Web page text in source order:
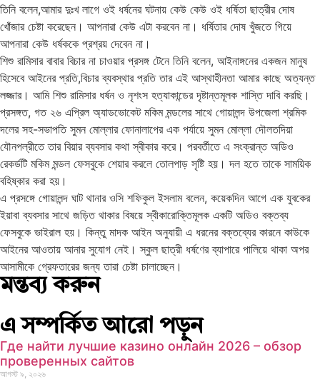
তিনি বলেন,আমার দুঃখ লাগে ওই ধর্ষনের ঘটনায় কেউ কেউ ওই ধর্ষিতা ছাত্রীর দোষ
খোঁজার চেষ্টা করেছেন। আপনারা কেউ এটা করবেন না। ধর্ষিতার দোষ খুঁজতে গিয়ে
আপনারা কেউ ধর্ষককে প্রশ্রয় দেবেন না।
শিশু রামিসার বাবার বিচার না চাওয়ার প্রসঙ্গ টেনে তিনি বলেন, আইনাঙ্গনের একজন মানুষ
হিসেবে আইনের প্রতি,বিচার ব্যবস্থার প্রতি তার এই আস্থাহীনতা আমার কাছে অত্যন্ত
লজ্জার। আমি শিশু রামিসার ধর্ষন ও নৃশংস হত্যাকান্ডের দৃষ্টান্তমূলক শাস্তি দাবি করছি।
প্রসঙ্গত, গত ২৬ এপ্রিল অ্যাডভোকেট মকিম মন্ডলের সাথে গোয়ালন্দ উপজেলা শ্রমিক
দলের সহ-সভাপতি সুমন মোল্লার ফোনালাপের এক পর্যায়ে সুমন মোল্লা দৌলতদিয়া
যৌনপল্রীতে তার বিয়ার ব্যবসার কথা স্বীকার করে। পরবর্তীতে এ সংক্রান্ত অডিও
রেকর্ডটি মকিম মন্ডল ফেসবুকে শেয়ার করলে তোলপাড় সৃষ্টি হয়। দল হতে তাকে সাময়িক
বহিষ্কার করা হয়।
এ প্রসঙ্গে গোয়ালন্দ ঘাট থানার ওসি শফিকুল ইসলাম বলেন, কয়েকদিন আগে এক যুবকের
ইয়াবা ব্যবসার সাথে জড়িত থাকার বিষয়ে স্বীকারোক্তিমূলক একটি অডিও বক্তব্য
ফেসবুকে ভাইরাল হয়। কিন্তু মাদক আইন অনুযায়ী এ ধরনের বক্তব্যের কারনে কাউকে
আইনের আওতায় আনার সুযোগ নেই। স্কুল ছাত্রী ধর্ষণের ব্যাপারে পালিয়ে থাকা অপর
আসামীকে গ্রেফতারের জন্য তারা চেষ্টা চালাচ্ছেন।
মন্তব্য করুন
এ সম্পর্কিত আরো পড়ুন
Где найти лучшие казино онлайн 2026 – обзор
проверенных сайтов
আগস্ট ৯, ২০২৬